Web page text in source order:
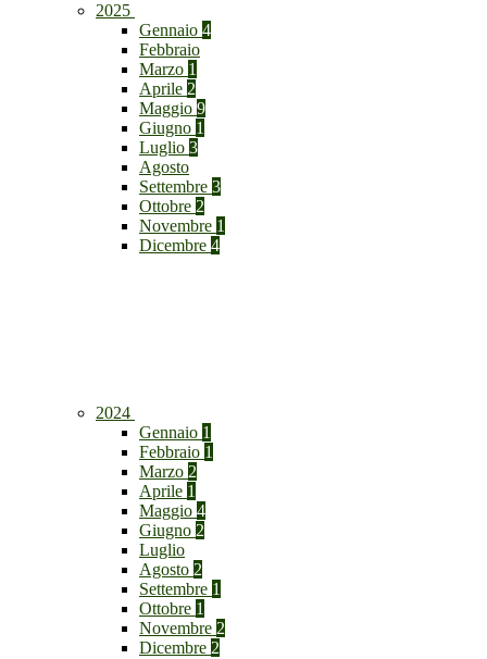
2025
Gennaio 4
Febbraio
Marzo 1
Aprile 2
Maggio 9
Giugno 1
Luglio 3
Agosto
Settembre 3
Ottobre 2
Novembre 1
Dicembre 4
2024
Gennaio 1
Febbraio 1
Marzo 2
Aprile 1
Maggio 4
Giugno 2
Luglio
Agosto 2
Settembre 1
Ottobre 1
Novembre 2
Dicembre 2